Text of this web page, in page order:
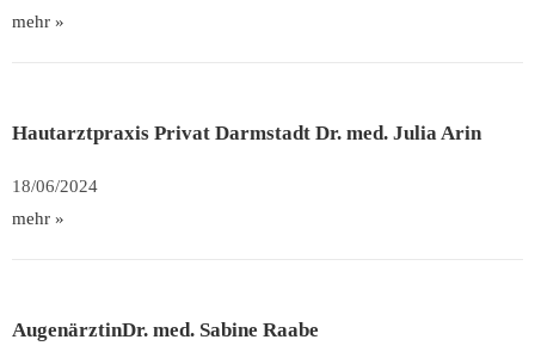
mehr »
Hautarztpraxis Privat Darmstadt Dr. med. Julia Arin
18/06/2024
mehr »
AugenärztinDr. med. Sabine Raabe